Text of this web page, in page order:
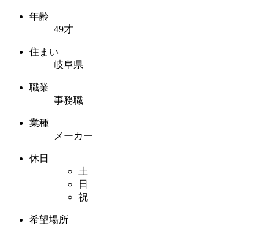
年齢
49才
住まい
岐阜県
職業
事務職
業種
メーカー
休日
土
日
祝
希望場所